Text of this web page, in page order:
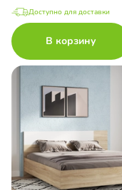
Доступно для доставки
В корзину